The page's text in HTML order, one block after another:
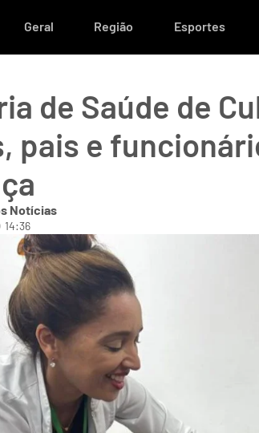
Geral Região Esportes
de Saúde de
pais e
Notícias
14:36